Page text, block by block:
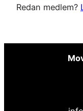
Redan medlem?